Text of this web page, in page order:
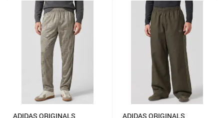
ADIDAS ORIGINALS
ADIDAS ORIGINALS